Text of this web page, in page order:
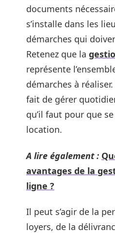
documents
s’installe dans les
démarches qui
Retenez que la
représente
démarches à
fait de gérer
qu’il faut pour que
location.
A lire également :
avantages de la
ligne ?
Il peut s’agir de la
loyers, de la